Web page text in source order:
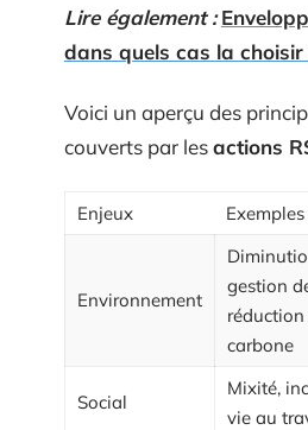
Lire également :
dans quels cas la choisir
Voici un aperçu des
couverts par lesactions
Enjeux Exemples
Environnement
gestion
réduction
carbone
Social
Mixité,
vie au